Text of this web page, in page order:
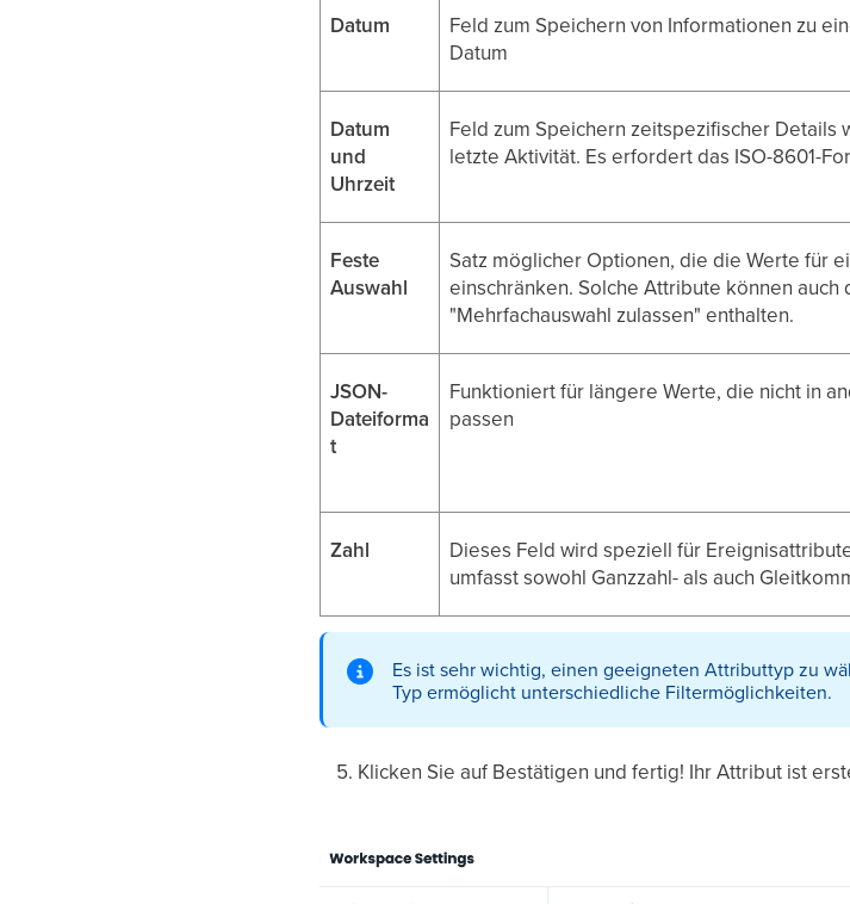
Datum
Feld zum Speichern von Informationen zu
Datum
Datum
und
Uhrzeit
Feld zum Speichern zeitspezifischer Details
letzte Aktivität. Es erfordert das ISO-8601-
Feste
Auswahl
Satz möglicher Optionen, die die Werte für
einschränken. Solche Attribute können auch
"Mehrfachauswahl zulassen" enthalten.
JSON-
Dateiforma
t
Funktioniert für längere Werte, die nicht in
passen
Zahl
Dieses Feld wird speziell für
umfasst sowohl Ganzzahl- als auch
Es ist sehr wichtig, einen geeigneten Attributtyp zu
Typ ermöglicht unterschiedliche Filtermöglichkeiten.
Klicken Sie auf Bestätigen und fertig! Ihr Attribut ist